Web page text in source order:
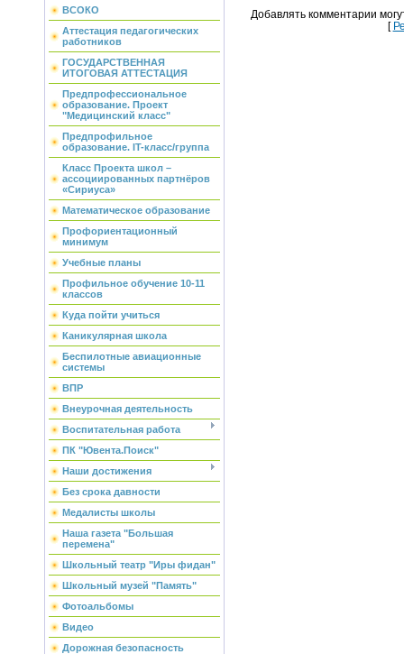
ВСОКО
Аттестация педагогических
работников
ГОСУДАРСТВЕННАЯ
ИТОГОВАЯ АТТЕСТАЦИЯ
Предпрофессиональное
образование. Проект
"Медицинский класс"
Предпрофильное
образование. IT-класс/группа
Класс Проекта школ –
ассоциированных партнёров
«Сириуса»
Математическое образование
Профориентационный
минимум
Учебные планы
Профильное обучение 10-11
классов
Куда пойти учиться
Каникулярная школа
Беспилотные авиационные
системы
ВПР
Внеурочная деятельность
Воспитательная работа
ПК "Ювента.Поиск"
Наши достижения
Без срока давности
Медалисты школы
Наша газета "Большая
перемена"
Школьный театр "Иры фидан"
Школьный музей "Память"
Фотоальбомы
Видео
Дорожная безопасность
Добавлять комментарии
[